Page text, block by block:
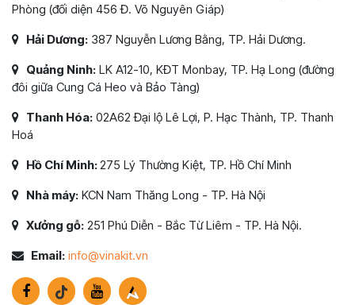
Phòng (đối diện 456 Đ. Võ Nguyên Giáp)
Hải Dương: 387 Nguyễn Lương Bằng, TP. Hải Dương.
Quảng Ninh: LK A12-10, KĐT Monbay, TP. Hạ Long (đường
đôi giữa Cung Cá Heo và Bảo Tàng)
Thanh Hóa: 02A62 Đại lộ Lê Lợi, P. Hạc Thành, TP. Thanh
Hoá
Hồ Chí Minh:275 Lý Thường Kiệt, TP. Hồ Chí Minh
Nhà máy: KCN Nam Thăng Long - TP. Hà Nội
Xưởng gỗ: 251 Phú Diễn - Bắc Từ Liêm - TP. Hà Nội.
Email: info@vinakit.vn